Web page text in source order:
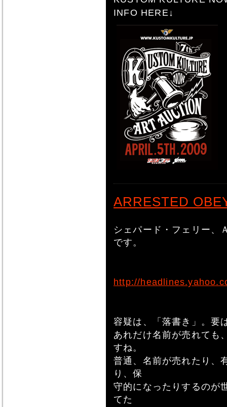
INFO HERE↓
ARRESTED
シェパード・フェリー
です。
http://
容疑は、「落書き」。要
あれだけ名前が売れても
すね。
普通、名前が売れたり、
り、保
守的になったりするのが
てた